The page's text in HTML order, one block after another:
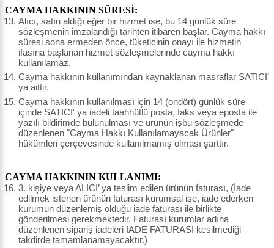
CAYMA HAKKININ SÜRESİ:
Alıcı, satın aldığı eğer bir hizmet ise, bu 14 günlük süre
sözleşmenin imzalandığı tarihten itibaren başlar. Cayma hakkı
süresi sona ermeden önce, tüketicinin onayı ile hizmetin
ifasına başlanan hizmet sözleşmelerinde cayma hakkı
kullanılamaz.
Cayma hakkının kullanımından kaynaklanan masraflar SATICI’
ya aittir.
Cayma hakkının kullanılması için 14 (ondört) günlük süre
içinde SATICI' ya iadeli taahhütlü posta, faks veya eposta ile
yazılı bildirimde bulunulması ve ürünün işbu sözleşmede
düzenlenen "Cayma Hakkı Kullanılamayacak Ürünler"
hükümleri çerçevesinde kullanılmamış olması şarttır.
CAYMA HAKKININ KULLANIMI:
3. kişiye veya ALICI’ ya teslim edilen ürünün faturası, (İade
edilmek istenen ürünün faturası kurumsal ise, iade ederken
kurumun düzenlemiş olduğu iade faturası ile birlikte
gönderilmesi gerekmektedir. Faturası kurumlar adına
düzenlenen sipariş iadeleri İADE FATURASI kesilmediği
takdirde tamamlanamayacaktır.)